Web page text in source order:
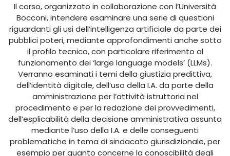
Il corso, organizzato in collaborazione con l’Università
Bocconi, intendere esaminare una serie di questioni
riguardanti gli usi dell’intelligenza artificiale da parte dei
pubblici poteri, mediante approfondimenti anche sotto
il profilo tecnico, con particolare riferimento al
funzionamento dei ‘large language models’ (LLMs).
Verranno esaminati i temi della giustizia predittiva,
dell’identità digitale, dell’uso della I.A. da parte della
amministrazione per l’attività istruttoria nel
procedimento e per la redazione dei provvedimenti,
dell’esplicabilità della decisione amministrativa assunta
mediante l’uso della I.A. e delle conseguenti
problematiche in tema di sindacato giurisdizionale, per
esempio per quanto concerne la conoscibilità degli